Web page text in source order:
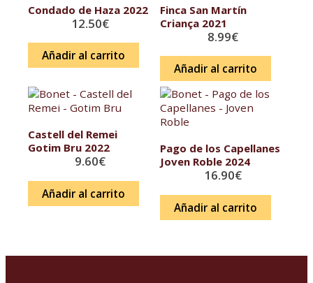
Condado de Haza 2022
12.50€
Añadir al carrito
Finca San Martín
Criança 2021
8.99€
Añadir al carrito
Castell del Remei
Gotim Bru 2022
9.60€
Añadir al carrito
Pago de los Capellanes
Joven Roble 2024
16.90€
Añadir al carrito